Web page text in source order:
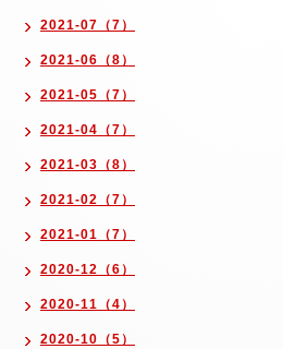
2021-07（7）
2021-06（8）
2021-05（7）
2021-04（7）
2021-03（8）
2021-02（7）
2021-01（7）
2020-12（6）
2020-11（4）
2020-10（5）